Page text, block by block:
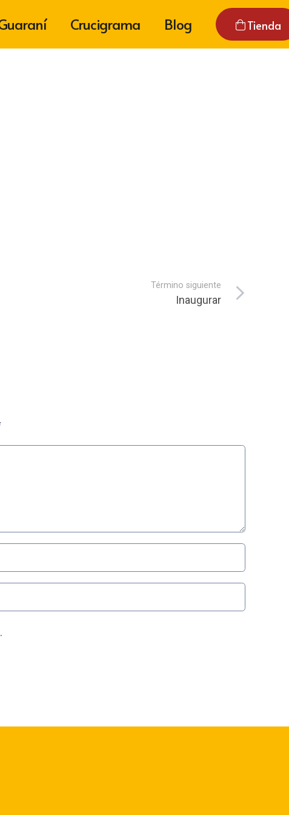
Crucigrama Blog Tienda
Término siguiente
Inaugurar